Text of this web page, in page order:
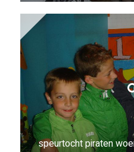
speurtocht piraten